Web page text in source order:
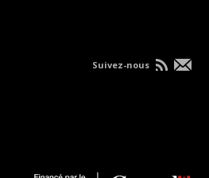
Suivez-nous